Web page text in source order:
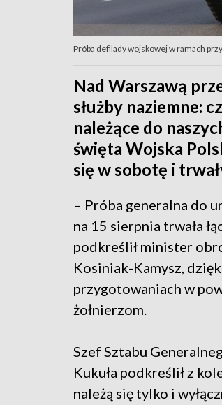
Próba defilady wojskowej w ramach
Nad Warszawą
służby naziemne:
należące do
święta Wojska
się w sobotę i
– Próba generalna do
na 15 sierpnia trwała
podkreślił minister
Kosiniak-Kamysz,
przygotowaniach w
żołnierzom.
Szef Sztabu
Kukuła podkreślił z
należą się tylko i